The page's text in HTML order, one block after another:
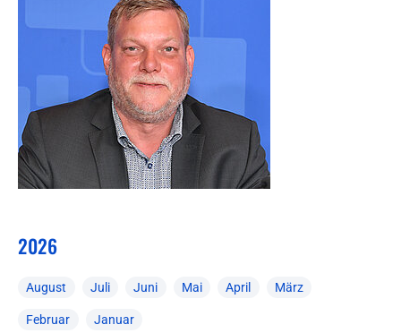
2026
August Juli Juni Mai April März
Februar Januar